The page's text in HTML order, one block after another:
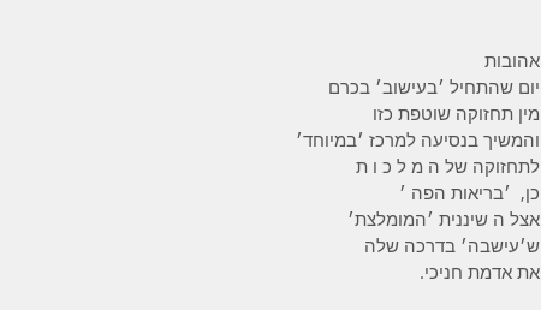
אהובות
יום שהתחיל ׳בעישוב׳ בכרם
מין תחזוקה שוטפת כזו
והמשיך בנסיעה למרכז ׳במיוחד׳
לתחזוקה של ה מ ל כ ו ת
כן,  ׳בריאות הפה ׳
אצל ה שיננית ׳המומלצת׳
ש׳עישבה׳ בדרכה שלה
את אדמת חניכי.